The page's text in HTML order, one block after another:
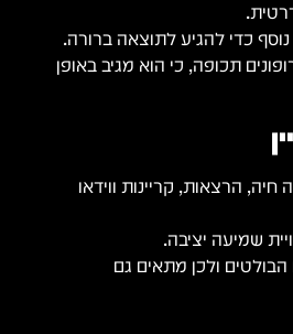
כדי להגיע לתוצאה ברורה.
תכופה, כי הוא מגיב באופן
הרצאות, קריינות ווידאו
שמיעה יציבה.
הבולטים ולכן מתאים גם